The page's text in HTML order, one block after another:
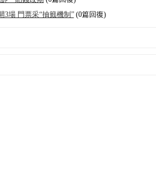
3場 門票采“抽籤機制”(0篇回復)